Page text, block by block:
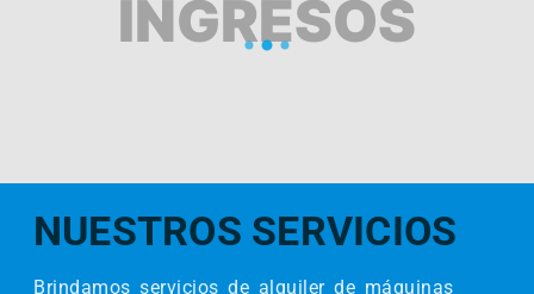
INGRESOS
NUESTROS SERVICIOS
Brindamos servicios de alquiler de máquinas